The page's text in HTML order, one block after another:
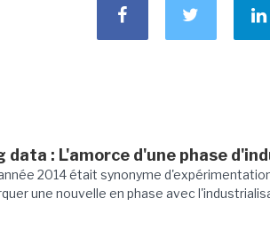
data : L'amorce d'une phase
2014 était synonyme
une nouvelle en phase avec